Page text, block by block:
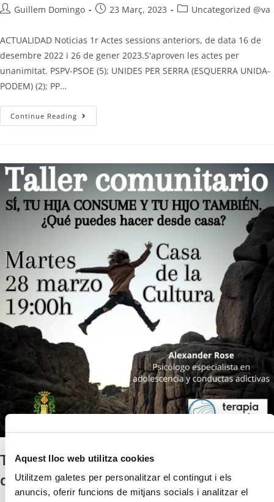
Aquest lloc web utilitza cookies
Utilitzem galetes per personalitzar el contingut i els
anuncis, oferir funcions de mitjans socials i analitzar el
Guillem Domingo 23 Març, 2023 Uncategorized @va
ACTUALIDAD Noticias 1r Actes sessions anteriors, de data 16 de
desembre 2022 i 26 de gener 2023.S'aproven les actes per
unanimitat. PSPV-PSOE (5); UNIDES PER SERRA (ESQUERRA UNIDA-
PODEM) (2); PP…
Continue Reading
Taller comunitari sobre
drogodependències